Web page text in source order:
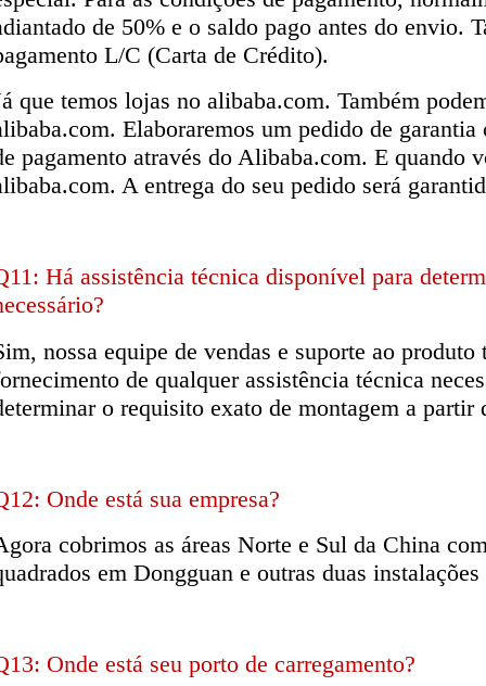
de 50% e o saldo pago antes do envio.
L/C (Carta de Crédito).
que temos lojas no alibaba.com. Também
Elaboraremos um pedido de
pagamento através do Alibaba.com. E quando
A entrega do seu pedido será
Há assistência técnica disponível para
nossa equipe de vendas e suporte ao
de qualquer assistência técnica
o requisito exato de montagem a partir
Onde está sua empresa?
cobrimos as áreas Norte e Sul da China
em Dongguan e outras duas
Onde está seu porto de carregamento?